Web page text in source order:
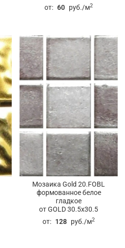
от: 60 руб./м2
Мозаика Gold 20.FOBL
формованное белое
гладкое
от GOLD 30.5x30.5
от: 128 руб./м2